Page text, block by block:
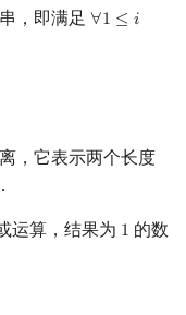
，即满足 ∀1 ≤ 𝑖
∀1≤i≤ |s
，它表示两个长度
运算，结果为 1
1 的数